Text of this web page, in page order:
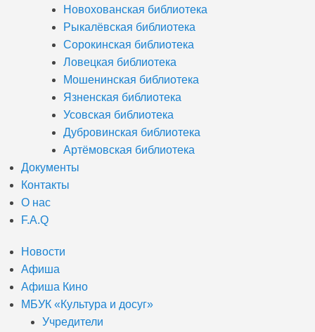
Новохованская библиотека
Рыкалёвская библиотека
Сорокинская библиотека
Ловецкая библиотека
Мошенинская библиотека
Язненская библиотека
Усовская библиотека
Дубровинская библиотека
Артёмовская библиотека
Документы
Контакты
О нас
F.A.Q
Новости
Афиша
Афиша Кино
МБУК «Культура и досуг»
Учредители